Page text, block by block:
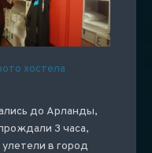
хостела
до Арланды,
3 часа,
в город